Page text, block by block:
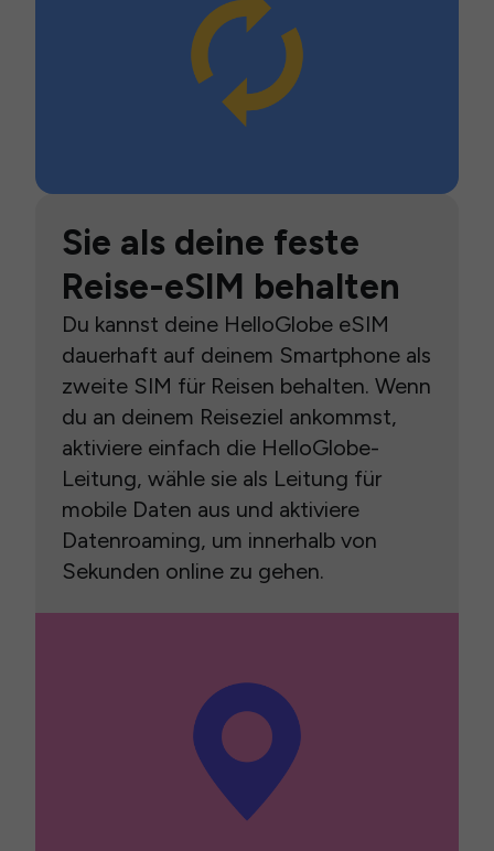
Sie als deine feste
Reise-eSIM behalten
Du kannst deine HelloGlobe eSIM
dauerhaft auf deinem Smartphone als
zweite SIM für Reisen behalten. Wenn
du an deinem Reiseziel ankommst,
aktiviere einfach die HelloGlobe-
Leitung, wähle sie als Leitung für
mobile Daten aus und aktiviere
Datenroaming, um innerhalb von
Sekunden online zu gehen.